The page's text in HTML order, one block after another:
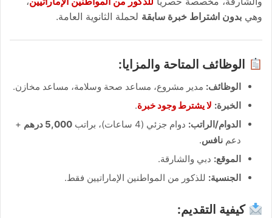
وهي بدون اشتراط خبرة سابقة لحملة الثانوية العامة.
الوظائف المتاحة والمزايا:
الوظائف: مدير مشروع، مساعد صحة وسلامة، مساعد مخازن.
الخبرة: لا يشترط وجود خبرة.
الدوام/الراتب: دوام جزئي (4 ساعات)، براتب 5,000 درهم
+
دعم نافس.
الموقع: دبي والشارقة.
الجنسية: للذكور من المواطنين الإماراتيين فقط.
كيفية التقديم: